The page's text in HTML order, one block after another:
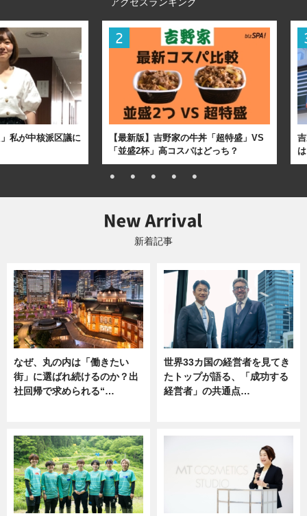
アクセスランキング
私が中核派区議に
【最新版】吉野家の牛丼「超特盛」VS
「並盛2杯」高コスパはどっち？
新着記事
なぜ、丸の内は「働きたい
街」に選ばれ続けるのか？出
社回帰で求められる“…
世界33カ国の経営者を見てき
たトップが語る、「成功する
経営者」の共通点…